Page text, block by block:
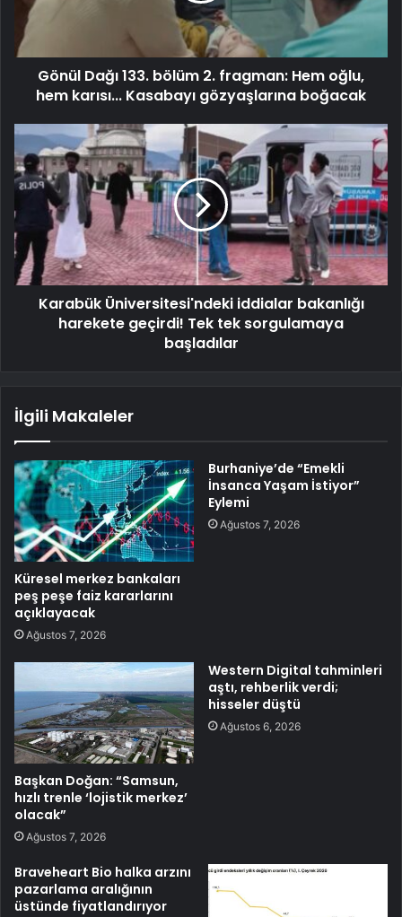
Gönül Dağı 133. bölüm 2. fragman: Hem oğlu,
hem karısı... Kasabayı gözyaşlarına boğacak
Karabük Üniversitesi'ndeki iddialar bakanlığı
harekete geçirdi! Tek tek sorgulamaya
başladılar
İlgili Makaleler
Küresel merkez bankaları
peş peşe faiz kararlarını
açıklayacak
Ağustos 7, 2026
Burhaniye’de “Emekli
İnsanca Yaşam İstiyor”
Eylemi
Ağustos 7, 2026
Başkan Doğan: “Samsun,
hızlı trenle ‘lojistik merkez’
olacak”
Ağustos 7, 2026
Western Digital tahminleri
aştı, rehberlik verdi;
hisseler düştü
Ağustos 6, 2026
Braveheart Bio halka arzını
pazarlama aralığının
üstünde fiyatlandırıyor